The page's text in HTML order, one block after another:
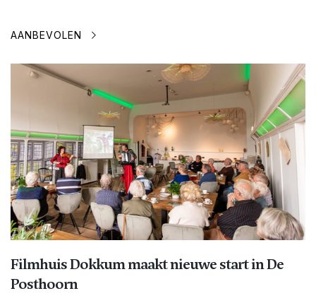
AANBEVOLEN
Filmhuis Dokkum maakt nieuwe start in De
Posthoorn